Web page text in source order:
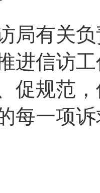
有关负
进信访
促规范
每一项